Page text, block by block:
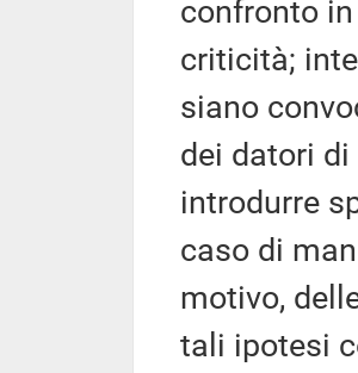
confronto
criticità;
siano
dei datori
introdurre
caso di
motivo,
tali ipotesi